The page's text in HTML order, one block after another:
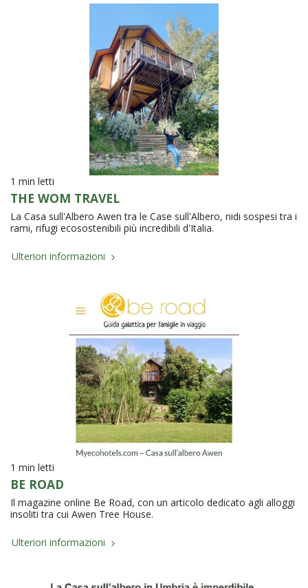
1 min letti
THE WOM TRAVEL
La Casa sull'Albero Awen tra le Case sull'Albero, nidi sospesi tra i
rami, rifugi ecosostenibili più incredibili d'Italia.
Ulteriori informazioni
1 min letti
BE ROAD
Il magazine online Be Road, con un articolo dedicato agli alloggi
insoliti tra cui Awen Tree House.
Ulteriori informazioni